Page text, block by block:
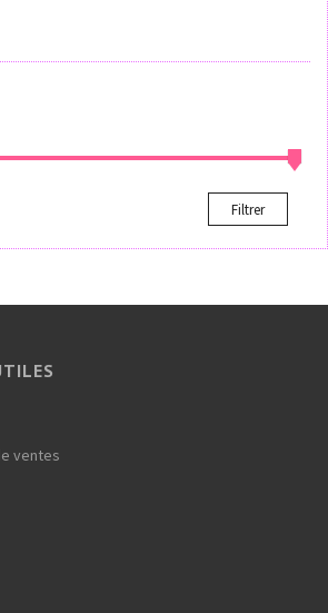
Filtrer
ventes